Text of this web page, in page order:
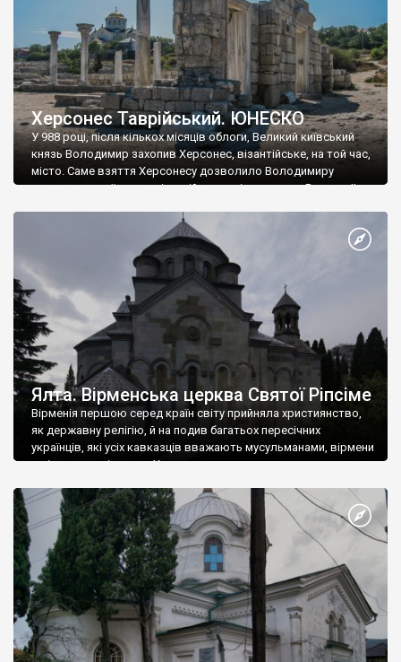
Херсонес Таврійський. ЮНЕСКО
У 988 році, після кількох місяців облоги, Великий київський
князь Володимир захопив Херсонес, візантійське, на той час,
місто. Саме взяття Херсонесу дозволило Володимиру
диктувати свої умови візантійському імператору Василю ІІ, та
Херсонесі Володимир-язичник, став Василем-християнином.
А потім було Хрещення Русі. На честь Херсонесу Таврійського
Ялта. Вірменська церква Святої Ріпсіме
Вірменія першою серед країн світу прийняла християнство,
як державну релігію, й на подив багатьох пересічних
українців, які усіх кавказців вважають мусульманами, вірмени
є відданими вірянами Христа